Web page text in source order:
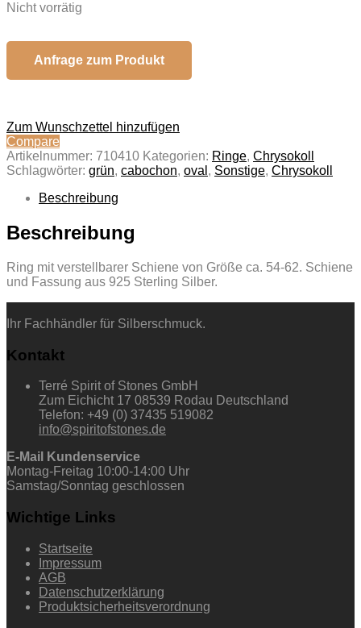
Nicht vorrätig
Anfrage zum Produkt
Zum Wunschzettel hinzufügen
Compare
Artikelnummer: 710410 Kategorien: Ringe, Chrysokoll
Schlagwörter: grün, cabochon, oval , Sonstige, Chrysokoll
Beschreibung
Beschreibung
Ring mit verstellbarer Schiene von Größe ca. 54-62. Schiene
und Fassung aus 925 Sterling Silber.
Ihr Fachhändler für Silberschmuck.
Kontakt
Terré Spirit of Stones GmbH
Zum Eichicht 17 08539 Rodau Deutschland
Telefon: +49 (0) 37435 519082
info@spiritofstones.de
E-Mail Kundenservice
Montag-Freitag 10:00-14:00 Uhr
Samstag/Sonntag geschlossen
Wichtige Links
Startseite
Impressum
AGB
Datenschutzerklärung
Produktsicherheitsverordnung